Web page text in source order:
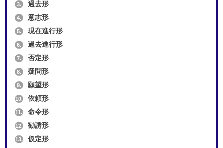
3. 過去形
4. 意志形
5. 現在進行形
6. 過去進行形
7. 否定形
8. 疑問形
9. 願望形
10. 依頼形
11. 命令形
12. 勧誘形
13. 仮定形